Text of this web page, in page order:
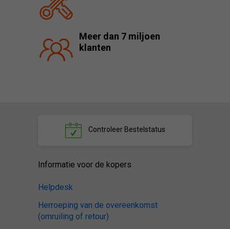
Meer dan 7 miljoen
klanten
ControleerBestelstatus
Informatie voor de kopers
Helpdesk
Herroeping van de overeenkomst
(omruiling of retour)